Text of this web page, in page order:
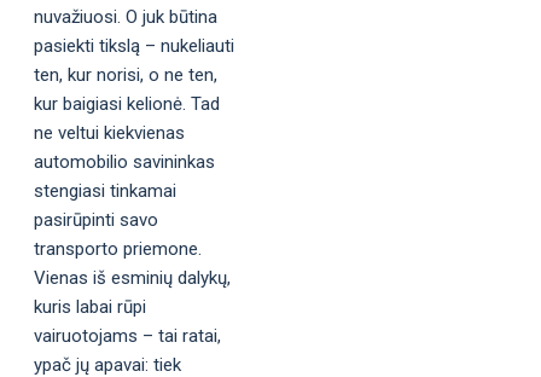
nuvažiuosi. O juk būtina
pasiekti tikslą – nukeliauti
ten, kur norisi, o ne ten,
kur baigiasi kelionė. Tad
ne veltui kiekvienas
automobilio savininkas
stengiasi tinkamai
pasirūpinti savo
transporto priemone.
Vienas iš esminių dalykų,
kuris labai rūpi
vairuotojams – tai ratai,
ypač jų apavai: tiek